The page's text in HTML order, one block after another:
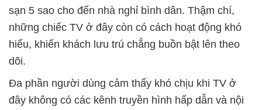
sạn 5 sao cho đến nhà nghỉ bình dân. Thậm chí,
những chiếc TV ở đây còn có cách hoạt động khó
hiểu, khiến khách lưu trú chẳng buồn bật lên theo
dõi.
Đa phần người dùng cảm thấy khó chịu khi TV ở
đây không có các kênh truyền hình hấp dẫn và nội